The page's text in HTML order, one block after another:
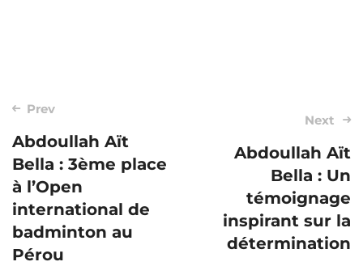
Post
navigation
Prev
Abdoullah Aït
Bella : 3ème place
à l’Open
international de
badminton au
Pérou
Next
Abdoullah Aït
Bella : Un
témoignage
inspirant sur la
détermination